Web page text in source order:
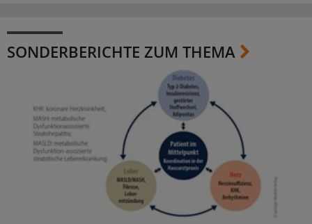
SONDERBERICHTE ZUM THEMA